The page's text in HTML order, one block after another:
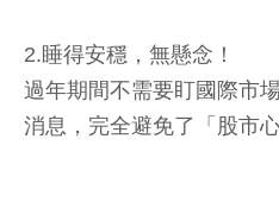
2.睡得安穩，無懸念！
過年期間不需要盯國際市
消息，完全避免了「股市心